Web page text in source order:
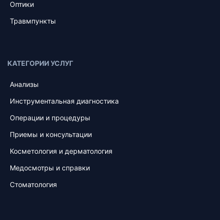
Оптики
Травмпункты
КАТЕГОРИИ УСЛУГ
Анализы
Инструментальная диагностика
Операции и процедуры
Приемы и консультации
Косметология и дерматология
Медосмотры и справки
Стоматология